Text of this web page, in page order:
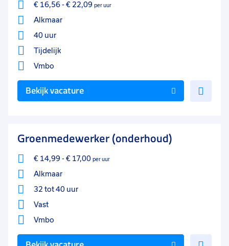
€ 16,56- € 22,09 per uur
Alkmaar
40 uur
Tijdelijk
Vmbo
Bekijk vacature
Groenmedewerker (onderhoud)
€ 14,99 - € 17,00 per uur
Alkmaar
32 tot 40 uur
Vast
Vmbo